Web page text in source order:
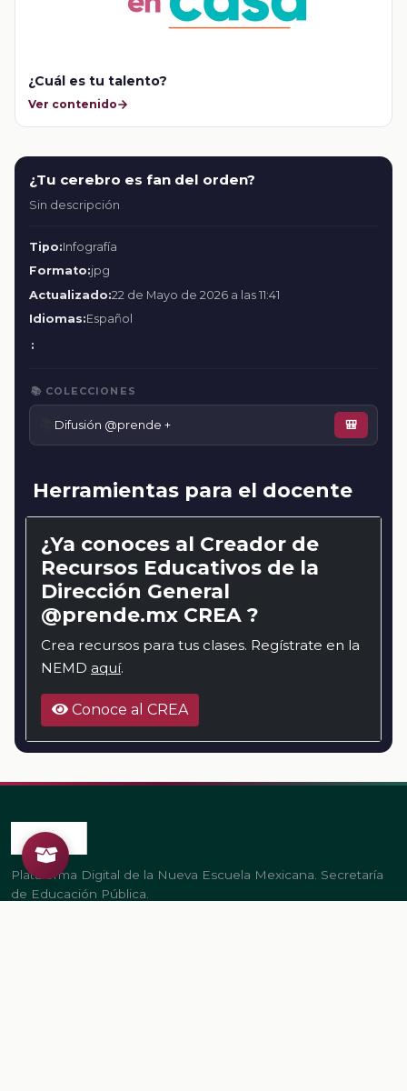
¿Cuál es tu talento?
Ver contenido
¿Tu cerebro es fan del orden?
Sin descripción
Tipo:Infografía
Formato:jpg
Actualizado:22 de Mayo de 2026 a las 11:41
Idiomas:Español
:
📚 COLECCIONES
Difusión @prende + 🎒
Herramientas para el docente
¿Ya conoces al Creador de
Recursos Educativos de la
Dirección General
@prende.mx CREA ?
Crea recursos para tus clases. Regístrate en la
NEMD aquí.
Conoce al CREA
Plataforma Digital de la Nueva Escuela Mexicana. Secretaría
de Educación Pública.